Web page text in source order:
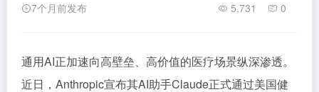
7个月前发布 5,731 0
通用AI正加速向高壁垒、高价值的医疗场景纵深渗透。
近日，Anthropic宣布其AI助手Claude正式通过美国健